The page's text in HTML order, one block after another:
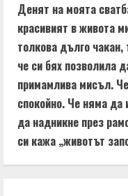
Денят на моята
красивият в живота
толкова дълго чакан,
че си бях позволила
примамлива мисъл.
спокойно. Че няма
да надникне през
си кажа „животът